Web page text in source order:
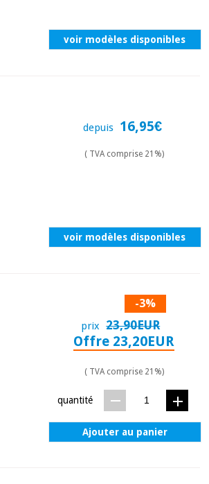
voir modèles disponibles
depuis 16,95€
( TVA comprise 21%)
voir modèles disponibles
-3%
prix 23,90EUR
Offre 23,20EUR
( TVA comprise 21%)
quantité
Ajouter au panier